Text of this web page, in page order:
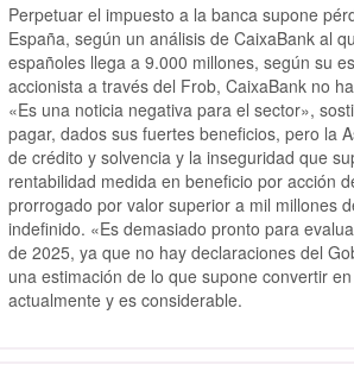
Perpetuar el impuesto a la banca supone
España, según un análisis de CaixaBank al
españoles llega a 9.000 millones, según su
accionista a través del Frob, CaixaBank no
«Es una noticia negativa para el sector»,
pagar, dados sus fuertes beneficios, pero la
de crédito y solvencia y la inseguridad que
rentabilidad medida en beneficio por acción
prorrogado por valor superior a mil millones
indefinido. «Es demasiado pronto para
de 2025, ya que no hay declaraciones del
una estimación de lo que supone convertir
actualmente y es considerable.